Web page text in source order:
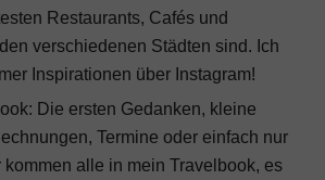
Restaurants, Cafés und
verschiedenen Städten sind. Ich
Inspirationen über Instagram!
Die ersten Gedanken, kleine
Termine oder einfach nur
kommen alle in mein Travelbook, es